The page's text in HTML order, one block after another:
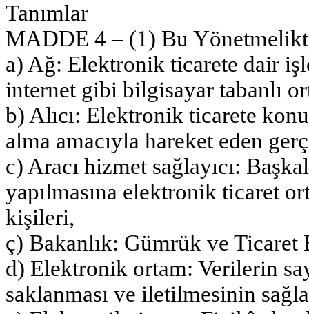
Tanımlar
MADDE 4 – (1) Bu
a) Ağ: Elektronik ticarete dair
internet gibi bilgisayar tabanlı
b) Alıcı: Elektronik ticarete
alma amacıyla hareket eden
c) Aracı hizmet sağlayıcı:
yapılmasına elektronik ticaret
kişileri,
ç) Bakanlık: Gümrük ve Ticaret
d) Elektronik ortam: Verilerin
saklanması ve iletilmesinin